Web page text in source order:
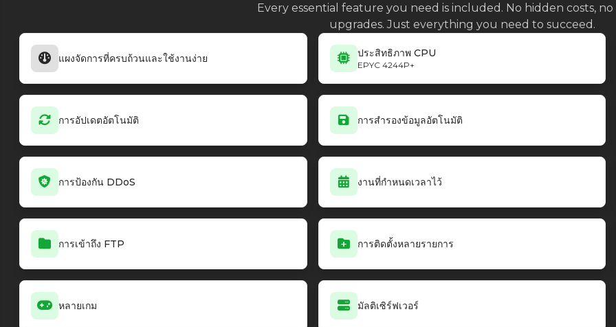
Every essential feature you need is included. No hidden costs,
upgrades. Just everything you need to succeed.
แผงจัดการที่ครบถ้วนและใช้งานง่าย ประสิทธิภาพ CPU
EPYC 4244P+
การอัปเดตอัตโนมัติ การสำรองข้อมูลอัตโนมัติ
การป้องกัน DDoS งานที่กำหนดเวลาไว้
การเข้าถึง FTP การติดตั้งหลายรายการ
หลายเกม มัลติเซิร์ฟเวอร์